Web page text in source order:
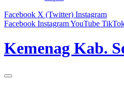
Facebook X (Twitter) Instagram
Facebook InstagramYouTube
Kemenag Kab.